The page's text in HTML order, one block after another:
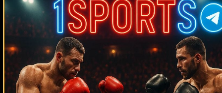
ДЕНИС onЧто хотите видеть на сайте?
Денис onРой Джонс-младший